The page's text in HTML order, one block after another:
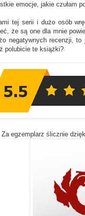
emocje, jakie czułam
tej serii i dużo osób
że są one dla mnie
negatywnych recenzji,
polubicie te książki?
Za egzemplarz ślicznie